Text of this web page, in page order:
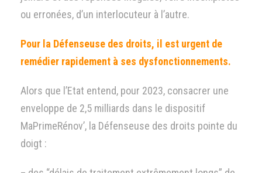
ou erronées, d’un interlocuteur à l’autre.
Pour la Défenseuse des droits, il est urgent de
remédier rapidement à ses dysfonctionnements.
Alors que l’Etat entend, pour 2023, consacrer une
enveloppe de 2,5 milliards dans le dispositif
MaPrimeRénov’, la Défenseuse des droits pointe du
doigt :